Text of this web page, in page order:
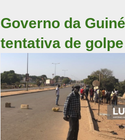
Governo da
tentativa de